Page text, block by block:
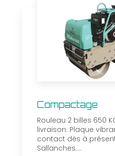
Compactage
Rouleau 2 billes 650
livraison. Plaque
contact dès à
Sallanches....